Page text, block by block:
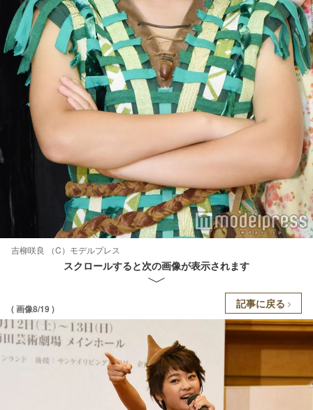
吉柳咲良 （C）モデルプレス
スクロールすると次の画像が表示されます
( 画像8/19 ) 記事に戻る